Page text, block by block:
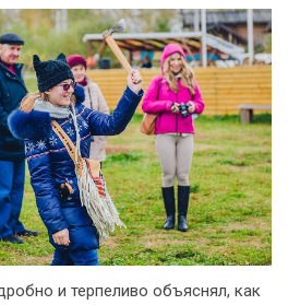
и терпеливо объяснял, как